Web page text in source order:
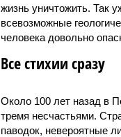
жизнь уничтожить. Так
всевозможные
человека довольно
Все стихии сразу
Около 100 лет назад в
тремя несчастьями.
паводок, невероятные